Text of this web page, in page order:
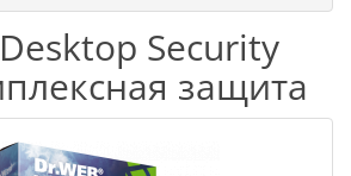
Security
защита